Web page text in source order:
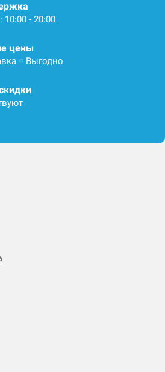
- 20:00
цены
= Выгодно